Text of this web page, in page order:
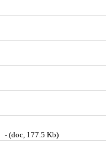
- (doc, 177.5 Kb)